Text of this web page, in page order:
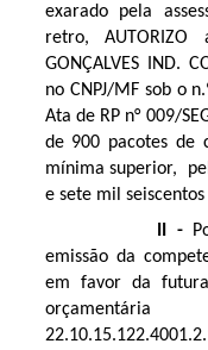
exarado pela
retro,
GONÇALVES IND.
no CNPJ/MF sob o
Ata de RP n° 009/
de 900 pacotes de
mínima superior,
e sete mil
II -
emissão da
em favor da